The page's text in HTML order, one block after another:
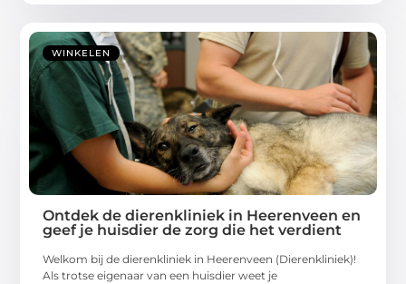
WINKELEN
Ontdek de dierenkliniek in Heerenveen en
geef je huisdier de zorg die het verdient
Welkom bij de dierenkliniek in Heerenveen (Dierenkliniek)!
Als trotse eigenaar van een huisdier weet je